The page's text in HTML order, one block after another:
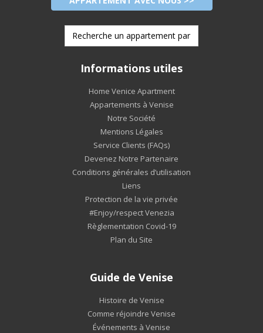
Informations utiles
Home Venice Apartment
Appartements à Venise
Notre Société
Mentions Légales
Service Clients (FAQs)
Devenez Notre Partenaire
Conditions générales d’utilisation
Liens
Protection de la vie privée
#Enjoy/respect Venezia
Règlementation Covid-19
Plan du Site
Guide de Venise
Histoire de Venise
Comme réjoindre Venise
Événements à Venise